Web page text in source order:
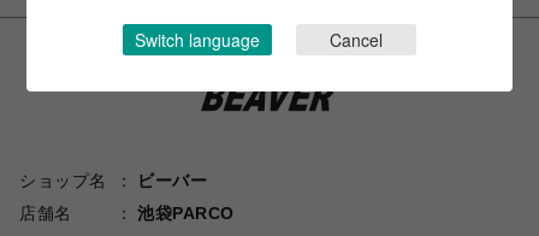
ショップ名
ビーバー
店舗名
池袋PARCO
Switch language Cancel